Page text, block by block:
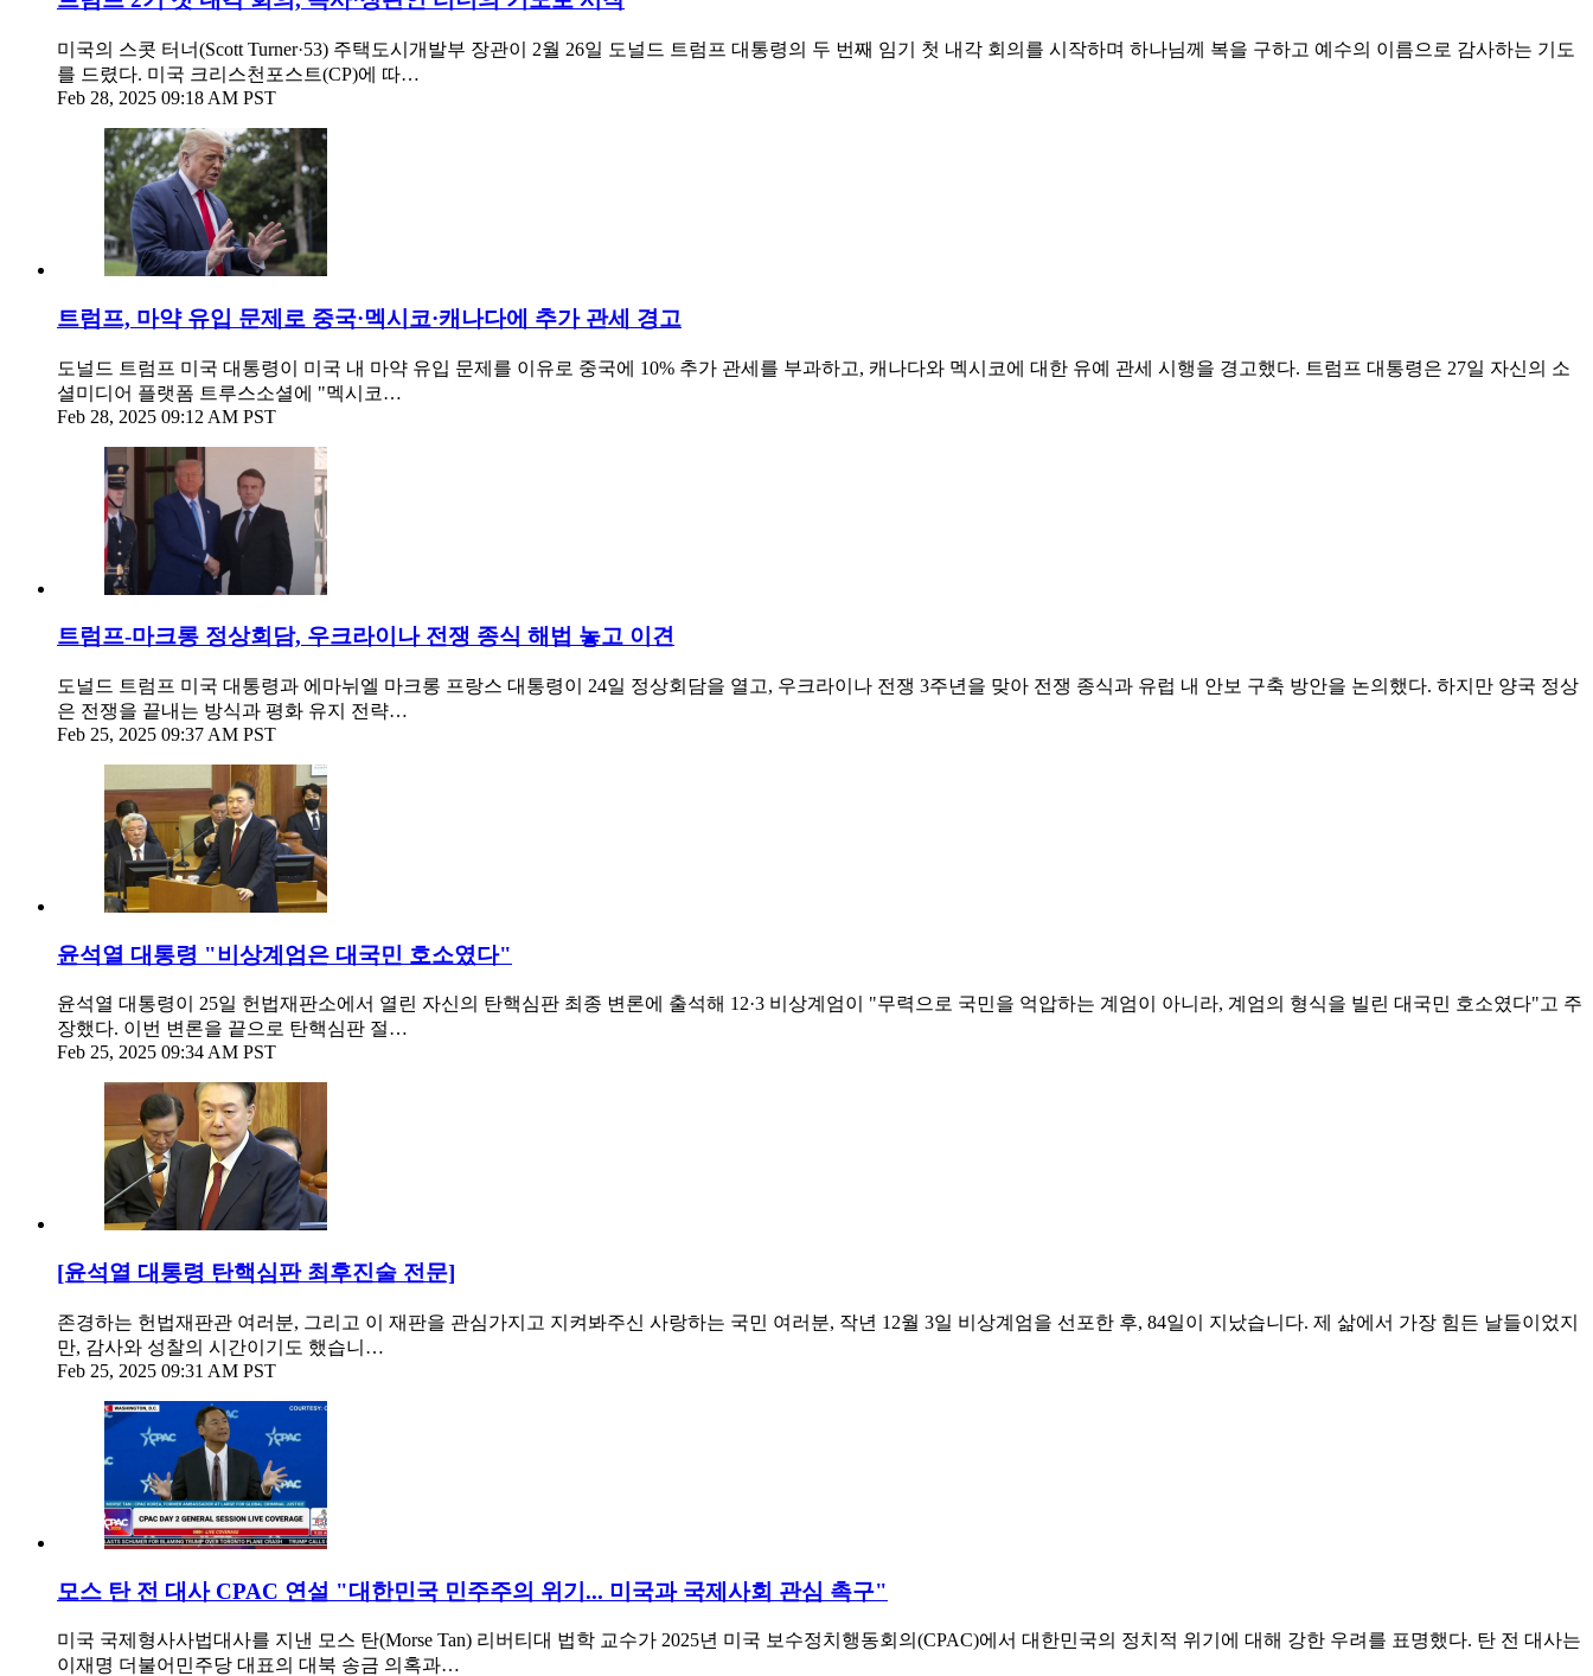
미국의 스콧 터너(Scott Turner·53) 주택도시개발부 장관이 2월 26일 도널드 트럼프 대통령의 두 번째 임기 첫 내각 회의를 시작하며 하나님께 복을 구하고 예수의 이름으로 감사하는 기도
를 드렸다. 미국 크리스천포스트(CP)에 따…
Feb 28, 2025 09:18 AM PST
트럼프, 마약 유입 문제로 중국·멕시코·캐나다에 추가 관세 경고
도널드 트럼프 미국 대통령이 미국 내 마약 유입 문제를 이유로 중국에 10% 추가 관세를 부과하고, 캐나다와 멕시코에 대한 유예 관세 시행을 경고했다. 트럼프 대통령은 27일 자신의 소
셜미디어 플랫폼 트루스소셜에 "멕시코…
Feb 28, 2025 09:12 AM PST
트럼프-마크롱 정상회담, 우크라이나 전쟁 종식 해법 놓고 이견
도널드 트럼프 미국 대통령과 에마뉘엘 마크롱 프랑스 대통령이 24일 정상회담을 열고, 우크라이나 전쟁 3주년을 맞아 전쟁 종식과 유럽 내 안보 구축 방안을 논의했다. 하지만 양국 정상
은 전쟁을 끝내는 방식과 평화 유지 전략…
Feb 25, 2025 09:37 AM PST
윤석열 대통령 "비상계엄은 대국민 호소였다"
윤석열 대통령이 25일 헌법재판소에서 열린 자신의 탄핵심판 최종 변론에 출석해 12·3 비상계엄이 "무력으로 국민을 억압하는 계엄이 아니라, 계엄의 형식을 빌린 대국민 호소였다"고 주
장했다. 이번 변론을 끝으로 탄핵심판 절…
Feb 25, 2025 09:34 AM PST
[윤석열 대통령 탄핵심판 최후진술 전문]
존경하는 헌법재판관 여러분, 그리고 이 재판을 관심가지고 지켜봐주신 사랑하는 국민 여러분, 작년 12월 3일 비상계엄을 선포한 후, 84일이 지났습니다. 제 삶에서 가장 힘든 날들이었지
만, 감사와 성찰의 시간이기도 했습니…
Feb 25, 2025 09:31 AM PST
모스 탄 전 대사 CPAC 연설 "대한민국 민주주의 위기... 미국과 국제사회 관심 촉구"
미국 국제형사사법대사를 지낸 모스 탄(Morse Tan) 리버티대 법학 교수가 2025년 미국 보수정치행동회의(CPAC)에서 대한민국의 정치적 위기에 대해 강한 우려를 표명했다. 탄 전 대사는
이재명 더불어민주당 대표의 대북 송금 의혹과…